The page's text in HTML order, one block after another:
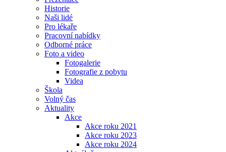
Historie
Naši lidé
Pro lékaře
Pracovní nabídky
Odborné práce
Foto a video
Fotogalerie
Fotografie z pobytu
Videa
Škola
Volný čas
Aktuality
Akce
Akce roku 2021
Akce roku 2023
Akce roku 2024